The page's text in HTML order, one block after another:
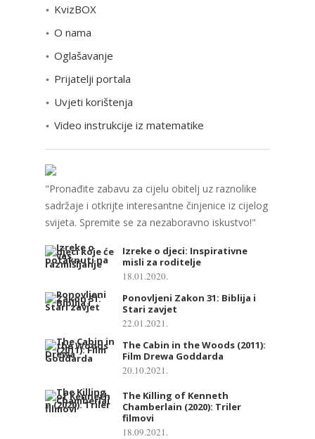
g
i
j
KvizBOX
O nama
Oglašavanje
Prijatelji portala
Uvjeti korištenja
Video instrukcije iz matematike
"Pronađite zabavu za cijelu obitelj uz raznolike
sadržaje i otkrijte interesantne činjenice iz cijelog
svijeta. Spremite se za nezaboravno iskustvo!"
Izreke o djeci: Inspirativne
misli za roditelje
18.01.2020.
Ponovljeni Zakon 31: Biblija i
Stari zavjet
22.01.2021.
The Cabin in the Woods (2011):
Film Drewa Goddarda
20.10.2021.
The Killing of Kenneth
Chamberlain (2020): Triler
filmovi
18.09.2021.